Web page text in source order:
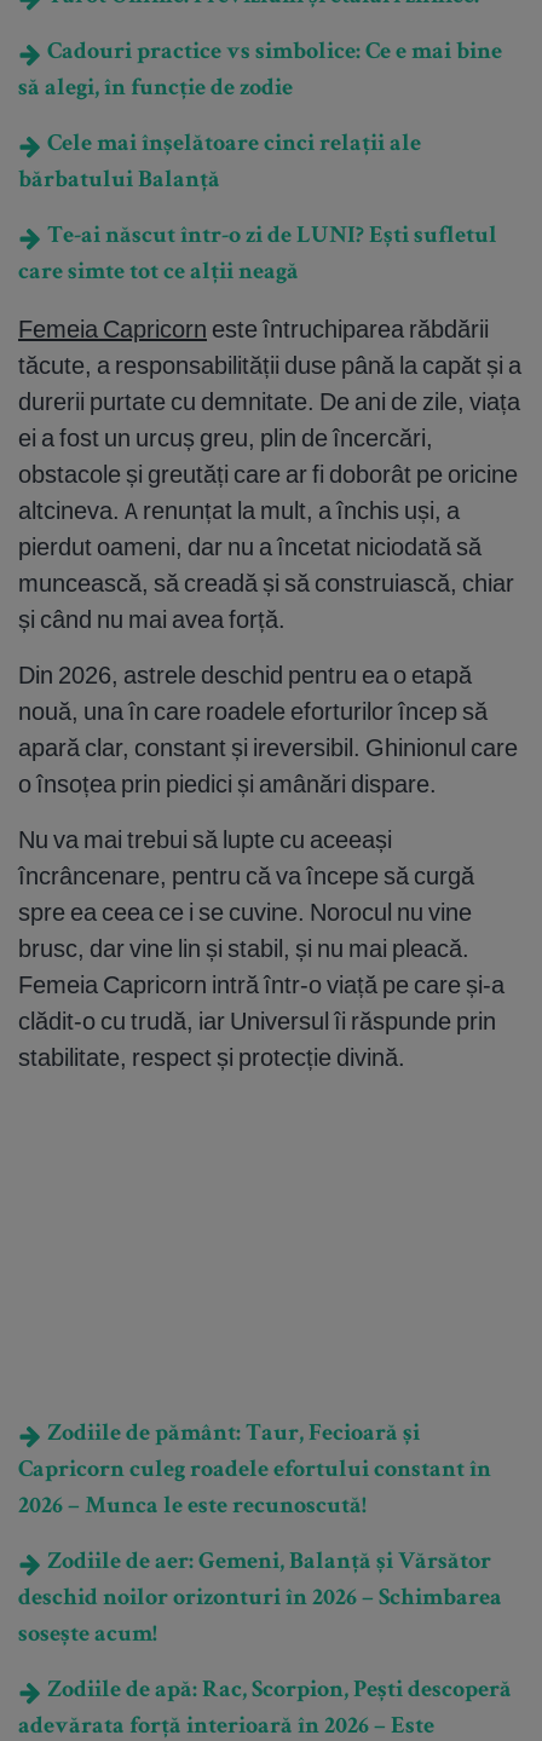
Cadouri practice vs simbolice: Ce e mai bine
să alegi, în funcție de zodie
Cele mai înșelătoare cinci relații ale
bărbatului Balanță
Te-ai născut într-o zi de LUNI? Ești sufletul
care simte tot ce alții neagă
Femeia Capricorn este întruchiparea răbdării
tăcute, a responsabilității duse până la capăt și a
durerii purtate cu demnitate. De ani de zile, viața
ei a fost un urcuș greu, plin de încercări,
obstacole și greutăți care ar fi doborât pe oricine
altcineva. A renunțat la mult, a închis uși, a
pierdut oameni, dar nu a încetat niciodată să
muncească, să creadă și să construiască, chiar
și când nu mai avea forță.
Din 2026, astrele deschid pentru ea o etapă
nouă, una în care roadele eforturilor încep să
apară clar, constant și ireversibil. Ghinionul care
o însoțea prin piedici și amânări dispare.
Nu va mai trebui să lupte cu aceeași
încrâncenare, pentru că va începe să curgă
spre ea ceea ce i se cuvine. Norocul nu vine
brusc, dar vine lin și stabil, și nu mai pleacă.
Femeia Capricorn intră într-o viață pe care și-a
clădit-o cu trudă, iar Universul îi răspunde prin
stabilitate, respect și protecție divină.
Zodiile de pământ: Taur, Fecioară și
Capricorn culeg roadele efortului constant în
2026 – Munca le este recunoscută!
Zodiile de aer: Gemeni, Balanță și Vărsător
deschid noilor orizonturi în 2026 – Schimbarea
sosește acum!
Zodiile de apă: Rac, Scorpion, Pești descoperă
adevărata forță interioară în 2026 – Este